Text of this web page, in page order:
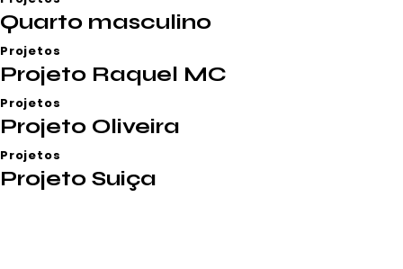
Quarto masculino
Projetos
Projeto Raquel MC
Projetos
Projeto Oliveira
Projetos
Projeto Suiça